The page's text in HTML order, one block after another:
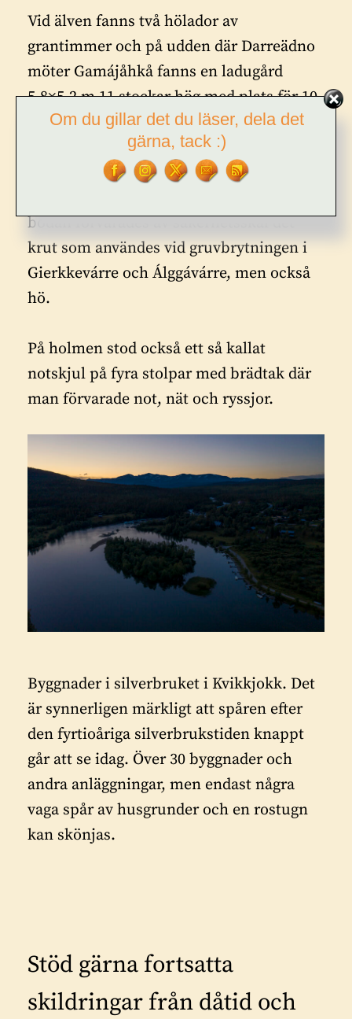
Vid älven fanns två hölador av
grantimmer och på udden där Darreädno
möter Gamájåhkå fanns en ladugård
5,8×5,2 m 11 stockar hög med plats för 10
nötkreatur.
På Krutholmen fanns en 11 stockar hög
bodan förvarades av säkerhetsskäl det
krut som användes vid gruvbrytningen i
Gierkkevárre och Álggávárre, men också
hö.
På holmen stod också ett så kallat
notskjul på fyra stolpar med brädtak där
man förvarade not, nät och ryssjor.
Byggnader i silverbruket i Kvikkjokk. Det
är synnerligen märkligt att spåren efter
den fyrtioåriga silverbrukstiden knappt
går att se idag. Över 30 byggnader och
andra anläggningar, men endast några
vaga spår av husgrunder och en rostugn
kan skönjas.
Stöd gärna fortsatta
skildringar från dåtid och
Om du gillar det du läser, dela det
gärna, tack :)